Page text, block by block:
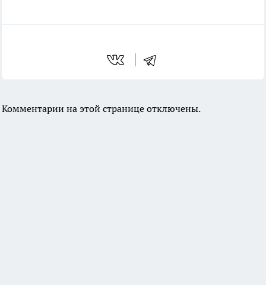
Комментарии на этой странице отключены.